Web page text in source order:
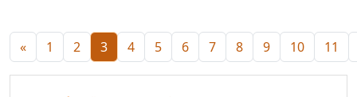
« 1 2 3 4 5 6 7 8 9 10 11